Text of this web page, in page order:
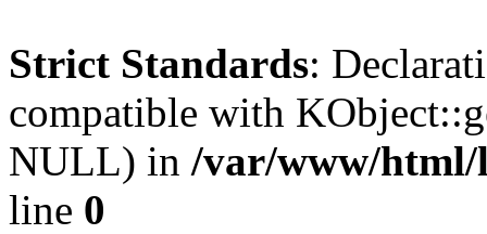
Strict Standards:
compatible with
NULL) in /var/www/
line 0